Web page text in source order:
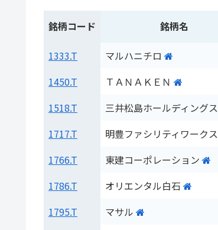
銘柄コード 銘柄名
1333.T マルハニチロ
1450.T
ＴＡＮＡＫＥＮ
1518.T
三井松島ホールディングス
1717.T
明豊ファシリティワークス
1766.T
東建コーポレーション
1786.T
オリエンタル白石
1795.T
マサル